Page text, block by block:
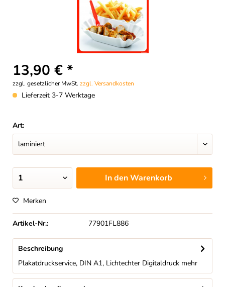
13,90 € *
zzgl. gesetzlicher MwSt. zzgl. Versandkosten
Lieferzeit 3-7 Werktage
Art:
In denWarenkorb
Merken
Artikel-Nr.: 77901FL886
Beschreibung
Plakatdruckservice, DIN A1, Lichtechter Digitaldruck mehr